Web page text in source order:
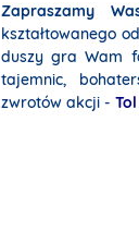
Zapraszamy
kształtowanego
duszy gra Wam
tajemnic,
zwrotów akcji -